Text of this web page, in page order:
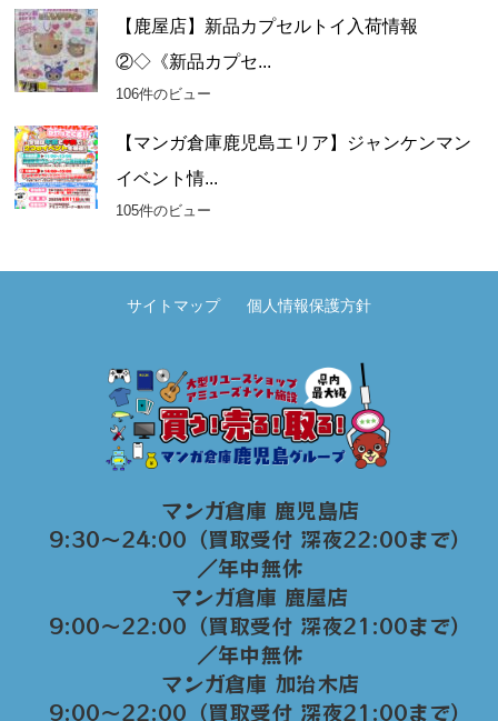
【鹿屋店】新品カプセルトイ入荷情報
②◇《新品カプセ...
106件のビュー
【マンガ倉庫鹿児島エリア】ジャンケンマン
イベント情...
105件のビュー
サイトマップ 個人情報保護方針
マンガ倉庫 鹿児島店
9:30～24:00（買取受付 深夜22:00まで）
／年中無休
マンガ倉庫 鹿屋店
9:00～22:00（買取受付 深夜21:00まで）
／年中無休
マンガ倉庫 加治木店
9:00〜22:00（買取受付 深夜21:00まで）